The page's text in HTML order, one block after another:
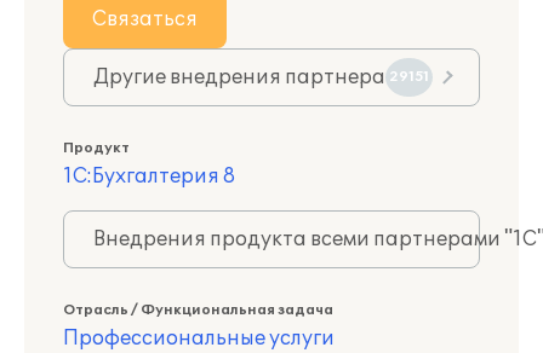
Связаться
Другие внедрения партнера 29151
Продукт
1С:Бухгалтерия 8
Внедрения продукта всеми партнерами
Отрасль / Функциональная задача
Профессиональные услуги